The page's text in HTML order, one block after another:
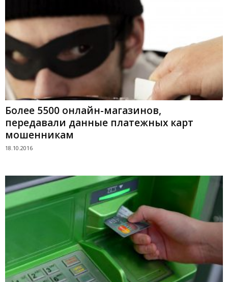
Более 5500 онлайн-магазинов,
передавали данные платежных карт
мошенникам
18.10.2016